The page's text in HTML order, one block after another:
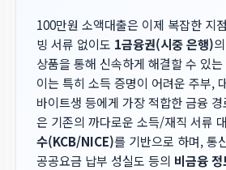
100만원 소액대출은 이제 복잡한 지
빙 서류 없이도 1금융권(시중 은행)
상품을 통해 신속하게 해결할 수 있
이는 특히 소득 증명이 어려운 주부,
바이트생 등에게 가장 적합한 금융
은 기존의 까다로운 소득/재직 서류
수(KCB/NICE)를 기반으로 하며, 통
공공요금 납부 성실도 등의 비금융